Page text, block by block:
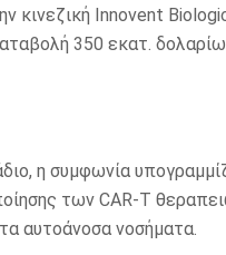
κινεζική Innovent
350 εκατ.
η συμφωνία
των CAR-T
αυτοάνοσα νοσήματα.